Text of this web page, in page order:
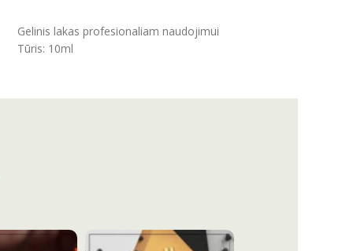
Gelinis lakas profesionaliam naudojimui
Tūris: 10ml